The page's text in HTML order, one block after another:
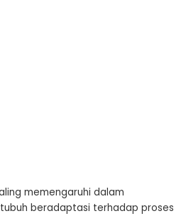
memengaruhi dalam
beradaptasi terhadap proses